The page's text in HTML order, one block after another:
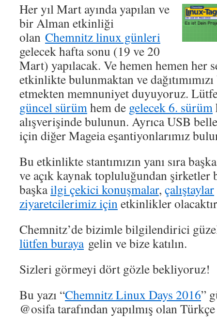
Her yıl Mart ayında yapılan ve
bir Alman etkinliği
olan Chemnitz linux günleri
gelecek hafta sonu (19 ve 20
Mart) yapılacak. Ve hemen hemen her
etkinlikte bulunmaktan ve
etmekten memnuniyet duyuyoruz.
güncel sürümhem de gelecek 6. sürüm
alışverişinde bulunun. Ayrıca USB
için diğer Mageia eşantiyonlarımız
Bu etkinlikte stantımızın yanı sıra
ve açık kaynak topluluğundan şirketler
başkailgi çekici konuşmalar, çalıştaylar
ziyaretcilerimiz içinetkinlikler
Chemnitz’de bizimle bilgilendirici
lütfen burayagelin ve bize katılın.
Sizleri görmeyi dört gözle bekliyoruz!
Bu yazı “Chemnitz Linux Days 2016”
@osifa tarafından yapılmış olan